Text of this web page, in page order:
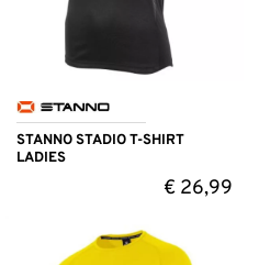
STANNO STADIO T-SHIRT
LADIES
€26,99